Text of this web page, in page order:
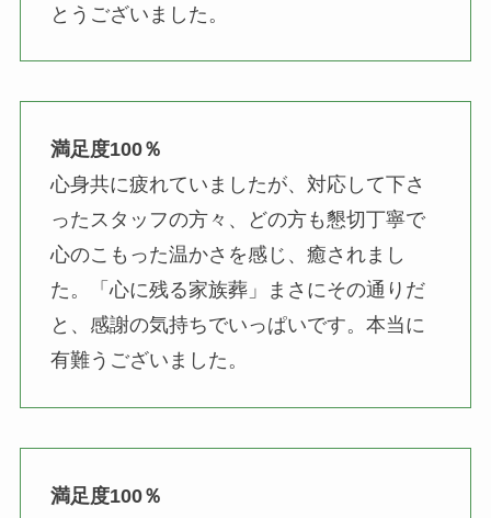
とうございました。
満足度100％
心身共に疲れていましたが、対応して下さ
ったスタッフの方々、どの方も懇切丁寧で
心のこもった温かさを感じ、癒されまし
た。「心に残る家族葬」まさにその通りだ
と、感謝の気持ちでいっぱいです。本当に
有難うございました。
満足度100％